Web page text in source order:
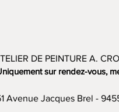
DE PEINTURE A.
sur rendez-vous,
Avenue Jacques Brel -